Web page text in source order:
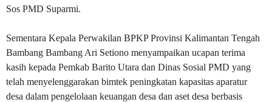
Sos PMD Suparmi.
Sementara Kepala Perwakilan BPKP Provinsi Kalimantan Tengah
Bambang Bambang Ari Setiono menyampaikan ucapan terima
kasih kepada Pemkab Barito Utara dan Dinas Sosial PMD yang
telah menyelenggarakan bimtek peningkatan kapasitas aparatur
desa dalam pengelolaan keuangan desa dan aset desa berbasis